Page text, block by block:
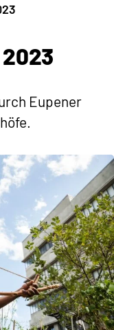
Eupener